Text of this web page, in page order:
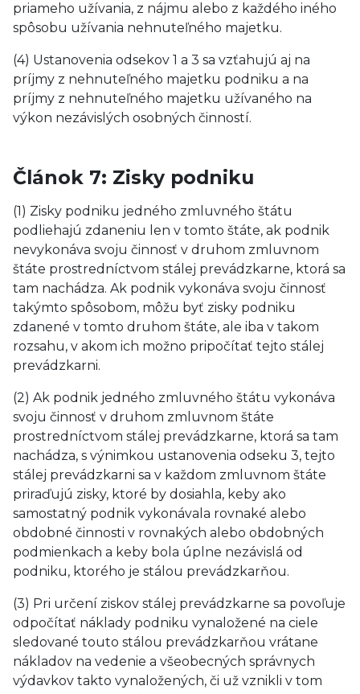
priameho užívania, z nájmu alebo z každého iného
spôsobu užívania nehnuteľného majetku.
(4) Ustanovenia odsekov 1 a 3 sa vzťahujú aj na
príjmy z nehnuteľného majetku podniku a na
príjmy z nehnuteľného majetku užívaného na
výkon nezávislých osobných činností.
Článok 7: Zisky podniku
(1) Zisky podniku jedného zmluvného štátu
podliehajú zdaneniu len v tomto štáte, ak podnik
nevykonáva svoju činnosť v druhom zmluvnom
štáte prostredníctvom stálej prevádzkarne, ktorá sa
tam nachádza. Ak podnik vykonáva svoju činnosť
takýmto spôsobom, môžu byť zisky podniku
zdanené v tomto druhom štáte, ale iba v takom
rozsahu, v akom ich možno pripočítať tejto stálej
prevádzkarni.
(2) Ak podnik jedného zmluvného štátu vykonáva
svoju činnosť v druhom zmluvnom štáte
prostredníctvom stálej prevádzkarne, ktorá sa tam
nachádza, s výnimkou ustanovenia odseku 3, tejto
stálej prevádzkarni sa v každom zmluvnom štáte
priraďujú zisky, ktoré by dosiahla, keby ako
samostatný podnik vykonávala rovnaké alebo
obdobné činnosti v rovnakých alebo obdobných
podmienkach a keby bola úplne nezávislá od
podniku, ktorého je stálou prevádzkarňou.
(3) Pri určení ziskov stálej prevádzkarne sa povoľuje
odpočítať náklady podniku vynaložené na ciele
sledované touto stálou prevádzkarňou vrátane
nákladov na vedenie a všeobecných správnych
výdavkov takto vynaložených, či už vznikli v tom